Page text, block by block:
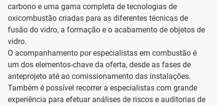
carbono e uma gama completa de tecnologias de
oxicombustão criadas para as diferentes técnicas de
fusão do vidro, a formação e o acabamento de objetos de
vidro.
O acompanhamento por especialistas em combustão é
um dos elementos-chave da oferta, desde as fases de
anteprojeto até ao comissionamento das instalações.
Também é possível recorrer a especialistas com grande
experiência para efetuar análises de riscos e auditorias de